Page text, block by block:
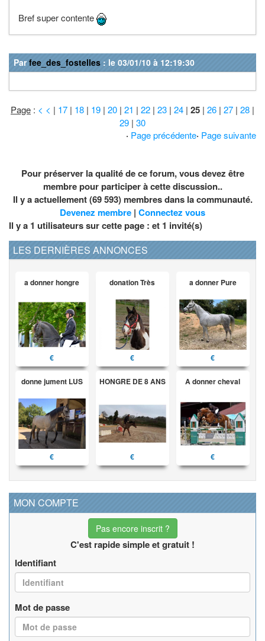
Bref super contente
Parfee_des_fostelles : le 03/01/10 à 12:19:30
Page : < < | 17 | 18 | 19 | 20 | 21 | 22 | 23 | 24 | 25 | 26 | 27 | 28 |
29 | 30
· Page précédente· Page suivante
Pour préserver la qualité de ce forum, vous devez être
membre pour participer à cette discussion..
Il y a actuellement (69 593) membres dans la communauté.
Devenez membre | Connectez vous
Il y a 1 utilisateurs sur cette page : et 1 invité(s)
LES DERNIÈRES ANNONCES
a donner hongre
€
donation Très
€
a donner Pure
€
donne jument LUS
€
HONGRE DE 8 ANS
€
A donner cheval
€
MON COMPTE
Pas encore inscrit ?
C'est rapide simple et gratuit !
Identifiant
Mot de passe